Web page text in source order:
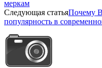
меркам
Следующая статьяПочему
популярность в